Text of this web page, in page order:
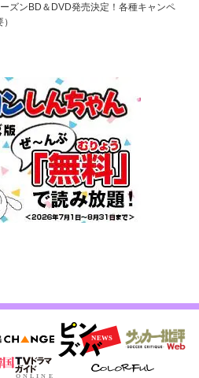
ズンBD＆DVD発売決定！各種キャンペ